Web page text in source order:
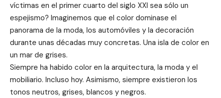
víctimas en el primer cuarto del siglo XXI sea sólo un
espejismo? Imaginemos que el color dominase el
panorama de la moda, los automóviles y la decoración
durante unas décadas muy concretas. Una isla de color en
un mar de grises.
Siempre ha habido color en la arquitectura, la moda y el
mobiliario. Incluso hoy. Asimismo, siempre existieron los
tonos neutros, grises, blancos y negros.